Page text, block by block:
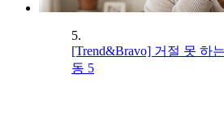
5.
[Trend&Bravo] 거절 못 하
동 5